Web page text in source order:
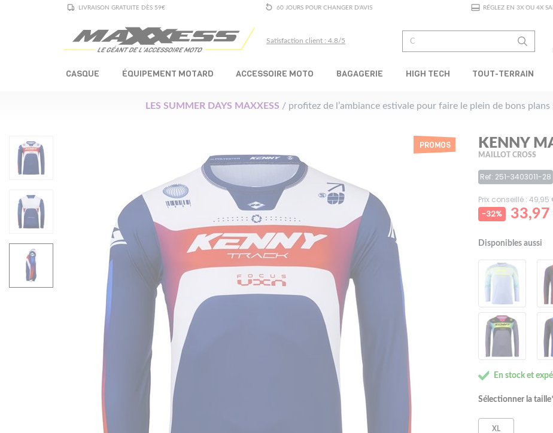
LIVRAISON GRATUITE DÈS 59€ 60 JOURS POUR CHANGER D'AVIS RÉGLEZ EN 3X OU 4X
Satisfaction client : 4.8/5
CASQUE ÉQUIPEMENT MOTARD ACCESSOIRE MOTO BAGAGERIE HIGH TECH TOUT-TERRAIN
LES SUMMER DAYS MAXXESS / profitez de l’ambiance estivale pour faire le plein de bons plans
PROMOS KENNY
MAILLOT CROSS
Ref: 251-3403011-28
Prix conseillé : 49,95
-32%
33,97
Disponibles aussi
En stock et
Sélectionner la
XL